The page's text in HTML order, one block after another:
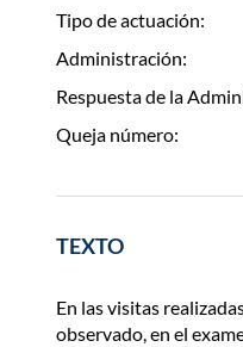
Tipo de actuación:
Administración:
Respuesta de la
Queja número:
TEXTO
En las visitas
observado, en el